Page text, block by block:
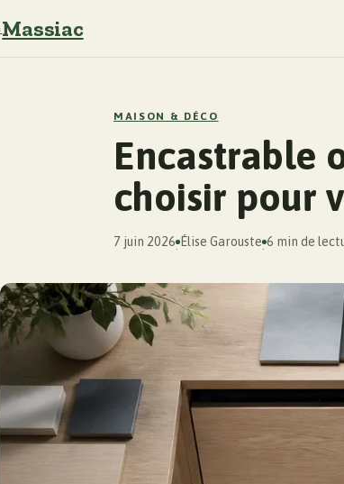
Massiac
MAISON & DÉCO
Encastrable
choisir pour
7 juin 2026
·
Élise Garouste
·
6 min de